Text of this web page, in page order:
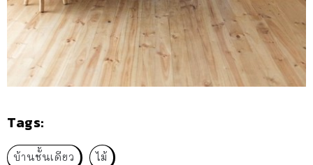
Tags:
บ้านชั้นเดียว ไม้